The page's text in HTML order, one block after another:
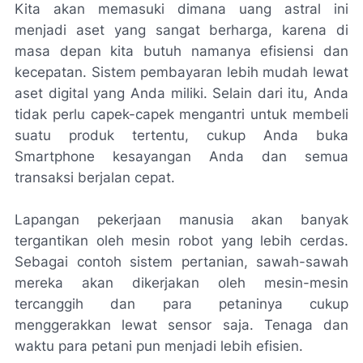
Kita akan memasuki dimana uang astral ini
menjadi aset yang sangat berharga, karena di
masa depan kita butuh namanya efisiensi dan
kecepatan. Sistem pembayaran lebih mudah lewat
aset digital yang Anda miliki. Selain dari itu, Anda
tidak perlu capek-capek mengantri untuk membeli
suatu produk tertentu, cukup Anda buka
Smartphone kesayangan Anda dan semua
transaksi berjalan cepat.
Lapangan pekerjaan manusia akan banyak
tergantikan oleh mesin robot yang lebih cerdas.
Sebagai contoh sistem pertanian, sawah-sawah
mereka akan dikerjakan oleh mesin-mesin
tercanggih dan para petaninya cukup
menggerakkan lewat sensor saja. Tenaga dan
waktu para petani pun menjadi lebih efisien.